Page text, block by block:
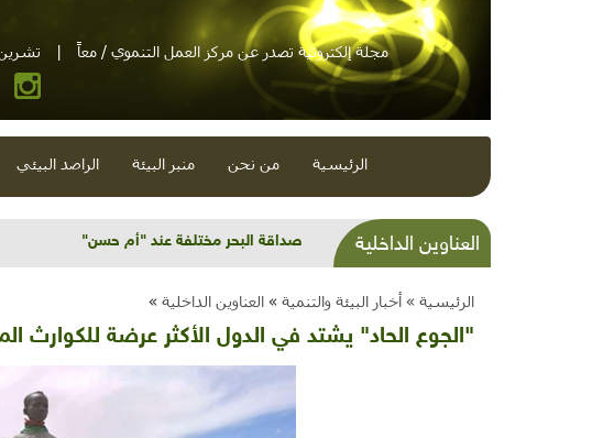
مجلة إلكترونية تصدر عن مركز العمل التنموي / معاً | تشرين الأول 2022 -
الرئيسية من نحن منبر البيئة الراصد البيئي
العناوين الداخلية صداقة البحر مختلفة عند "أم حسن"
الرئيسية » أخبار البيئة والتنمية » العناوين الداخلية »
"الجوع الحاد" يشتد في الدول الأكثر عرضة للكوارث